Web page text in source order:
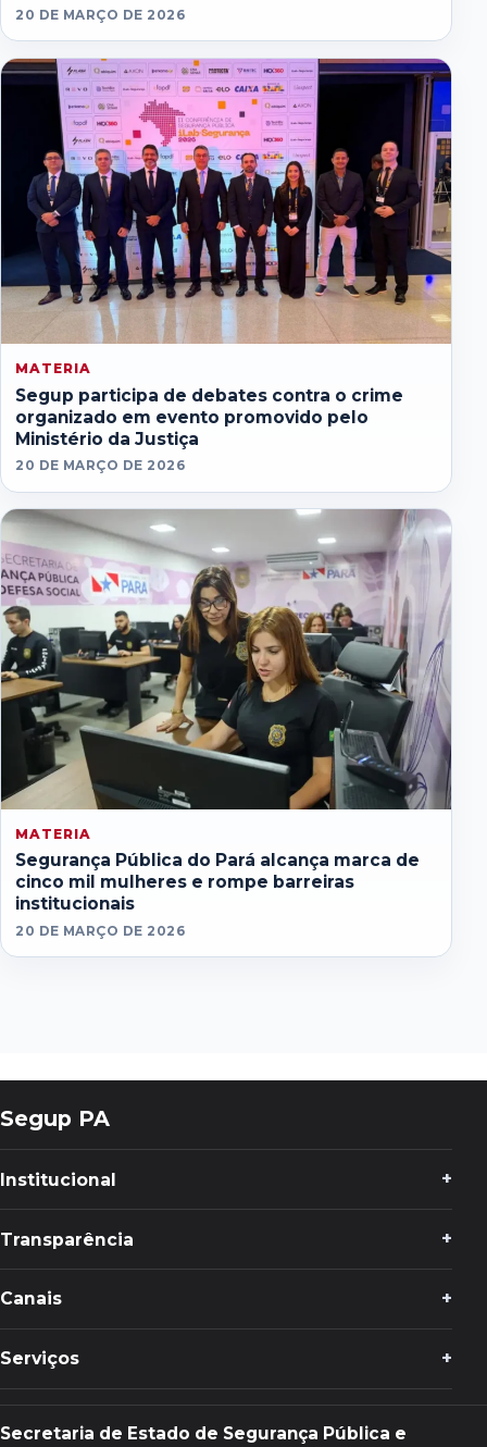
20 DE MARÇO DE 2026
MATERIA
Segup participa de debates contra o crime
organizado em evento promovido pelo
Ministério da Justiça
20 DE MARÇO DE 2026
MATERIA
Segurança Pública do Pará alcança marca de
cinco mil mulheres e rompe barreiras
institucionais
20 DE MARÇO DE 2026
Segup PA
Institucional
Transparência
Canais
Serviços
Secretaria de Estado de Segurança Pública e